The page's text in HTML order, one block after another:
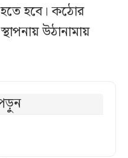
হতে হবে। কঠোর
উঠানামায়